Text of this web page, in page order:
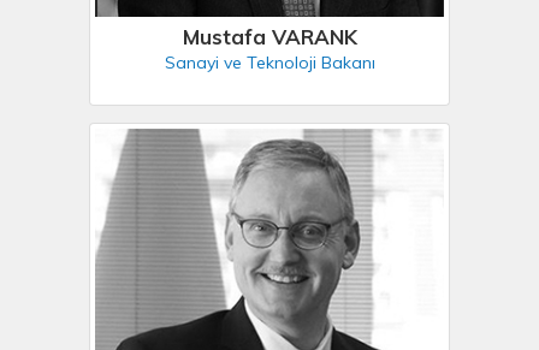
Mustafa VARANK
Sanayi ve Teknoloji Bakanı